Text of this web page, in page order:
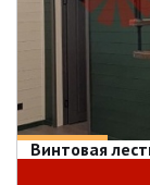
Винтовая